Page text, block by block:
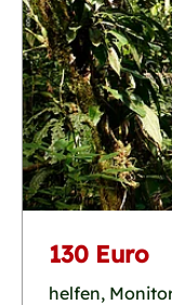
130 Euro
helfen,